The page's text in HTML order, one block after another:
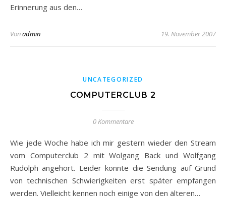
Erinnerung aus den…
Vonadmin 19. November 2007
UNCATEGORIZED
COMPUTERCLUB 2
0 Kommentare
Wie jede Woche habe ich mir gestern wieder den Stream
vom Computerclub 2 mit Wolgang Back und Wolfgang
Rudolph angehört. Leider konnte die Sendung auf Grund
von technischen Schwierigkeiten erst später empfangen
werden. Vielleicht kennen noch einige von den älteren…